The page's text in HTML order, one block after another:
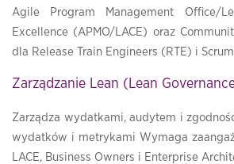
Agile Program Management Office/
Excellence (APMO/LACE) oraz
dla Release Train Engineers (RTE) i
Zarządzanie Lean (Lean
Zarządza wydatkami, audytem i
wydatków i metrykami Wymaga
LACE, Business Owners i Enterprise